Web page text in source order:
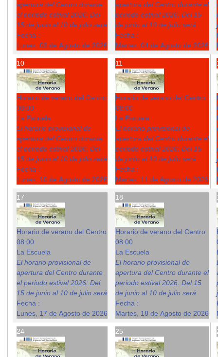
apertura del Centro durante
el periodo estival 2026: Del
15 de junio al 10 de julio será
Fecha :
Lunes, 03 de Agosto de 2026
apertura del Centro durante el
periodo estival 2026: Del 15
de junio al 10 de julio será
Fecha :
Martes, 04 de Agosto de 2026
10
Horario de verano del Centro
08:00
La Escuela
El horario provisional de
apertura del Centro durante
el periodo estival 2026: Del
15 de junio al 10 de julio será
Fecha :
Lunes, 10 de Agosto de 2026
11
Horario de verano del Centro
08:00
La Escuela
El horario provisional de
apertura del Centro durante el
periodo estival 2026: Del 15
de junio al 10 de julio será
Fecha :
Martes, 11 de Agosto de 2026
17
Horario de verano del Centro
08:00
La Escuela
El horario provisional de
apertura del Centro durante
el periodo estival 2026: Del
15 de junio al 10 de julio será
Fecha :
Lunes, 17 de Agosto de 2026
18
Horario de verano del Centro
08:00
La Escuela
El horario provisional de
apertura del Centro durante el
periodo estival 2026: Del 15
de junio al 10 de julio será
Fecha :
Martes, 18 de Agosto de 2026
24 25